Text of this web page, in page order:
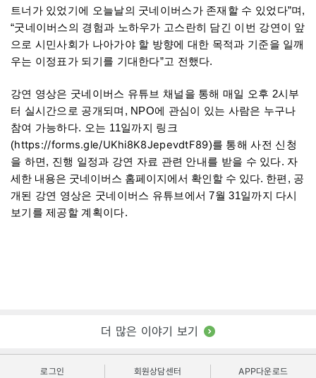
트너가 있었기에 오늘날의 굿네이버스가 존재할 수 있었다”며,
“굿네이버스의 경험과 노하우가 고스란히 담긴 이번 강연이 앞
으로 시민사회가 나아가야 할 방향에 대한 목적과 기준을 일깨
우는 이정표가 되기를 기대한다”고 전했다.
강연 영상은 굿네이버스 유튜브 채널을 통해 매일 오후 2시부
터 실시간으로 공개되며, NPO에 관심이 있는 사람은 누구나
참여 가능하다. 오는 11일까지 링크
(https://forms.gle/UKhi8K8JepevdtF89)를 통해 사전 신청
을 하면, 진행 일정과 강연 자료 관련 안내를 받을 수 있다. 자
세한 내용은 굿네이버스 홈페이지에서 확인할 수 있다. 한편, 공
개된 강연 영상은 굿네이버스 유튜브에서 7월 31일까지 다시
보기를 제공할 계획이다.
더 많은 이야기 보기
로그인 회원상담센터 APP다운로드